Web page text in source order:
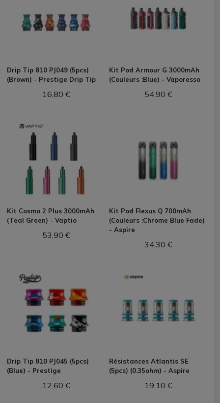
Drip Tip 810 PJ049 (5pcs)
(Brown) - Prestige Drip Tip
16,80 €
Kit Pod Armour G 3000mAh
(Couleurs :Blue) - Vaporesso
54,90 €
Kit Cosmo 2 Plus 3000mAh
(Teal Green) - Vaptio
53,90 €
Kit Pod Flexus Q 700mAh
(Couleurs :Chrome Blue Fade)
- Aspire
34,30 €
Drip Tip 810 PJ045 (5pcs)
(Blue) - Prestige
12,60 €
Résistances Atlantis SE
(5pcs) (0.35ohm) - Aspire
19,10 €